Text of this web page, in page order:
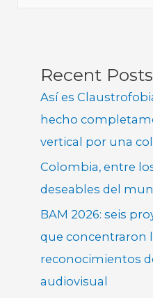
Recent Posts
Así es
hecho
vertical por una
Colombia, entre
deseables del
BAM 2026: seis
que concentraron
reconocimientos
audiovisual